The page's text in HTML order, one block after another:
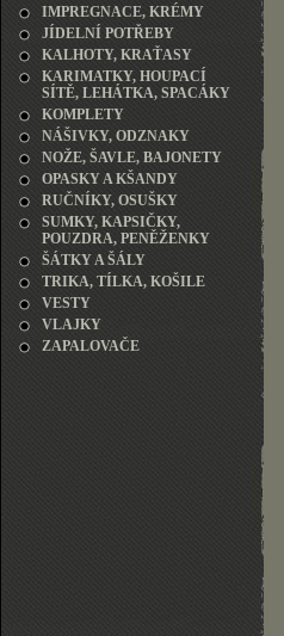
IMPREGNACE, KRÉMY
JÍDELNÍ POTŘEBY
KALHOTY, KRAŤASY
KARIMATKY, HOUPACÍ
SÍTĚ, LEHÁTKA, SPACÁKY
KOMPLETY
NÁŠIVKY, ODZNAKY
NOŽE, ŠAVLE, BAJONETY
OPASKY A KŠANDY
RUČNÍKY, OSUŠKY
SUMKY, KAPSIČKY,
POUZDRA, PENĚŽENKY
ŠÁTKY A ŠÁLY
TRIKA, TÍLKA, KOŠILE
VESTY
VLAJKY
ZAPALOVAČE